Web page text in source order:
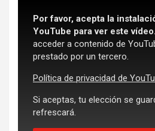
Por favor, acepta la
YouTube para ver este vídeo.
acceder a contenido de
prestado por un tercero.
Política de privacidad de
Si aceptas, tu elección se
refrescará.